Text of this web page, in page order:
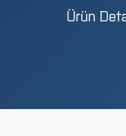
Ürün